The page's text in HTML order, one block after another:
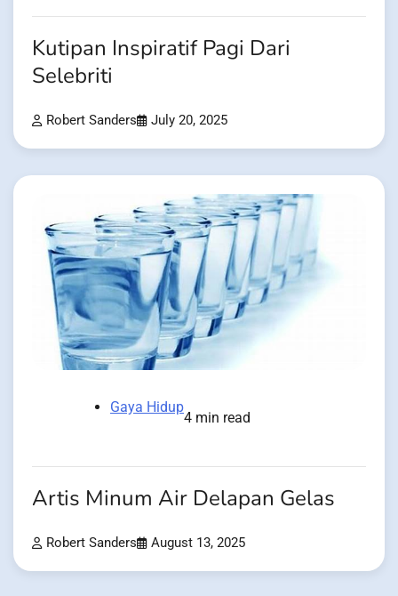
Kutipan Inspiratif Pagi Dari
Selebriti
Robert Sanders July 20, 2025
Gaya Hidup
4 min read
Artis Minum Air Delapan Gelas
Robert Sanders August 13, 2025